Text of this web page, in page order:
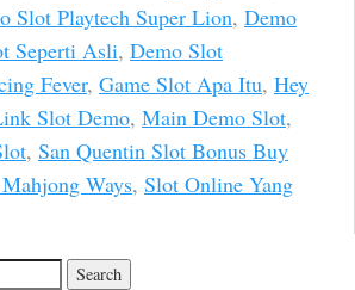
Slot Playtech Super Lion, Demo
Seperti Asli, Demo Slot
Fever, Game Slot Apa Itu, Hey
Slot Demo, Main Demo Slot,
, San Quentin Slot Bonus Buy
Ways, Slot Online Yang